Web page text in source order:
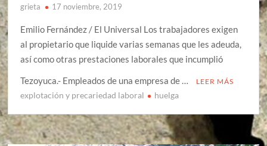
grieta 17 noviembre, 2019
Emilio Fernández / El Universal Los trabajadores exigen
al propietario que liquide varias semanas que les adeuda,
así como otras prestaciones laborales que incumplió
Tezoyuca.- Empleados de una empresa de …
LEER MÁS
explotación y precariedad laboral huelga